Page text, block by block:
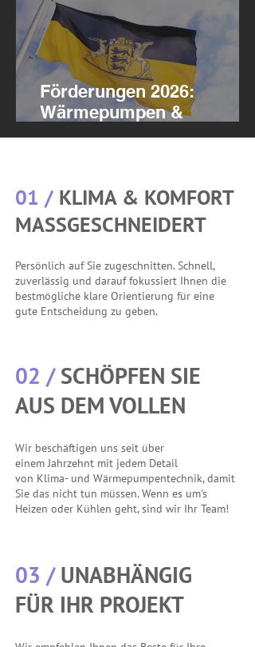
Förderungen 2026:
Wärmepumpen &
Klimaanlagen
01 / KLIMA & KOMFORT
MASSGESCHNEIDERT
Persönlich auf Sie zugeschnitten. Schnell,
zuverlässig und darauf fokussiert Ihnen die
bestmögliche klare Orientierung für eine
gute Entscheidung zu geben.
02 /SCHÖPFEN SIE
AUS DEM VOLLEN
Wir beschäftigen uns seit über
einem Jahrzehnt mit jedem Detail
von Klima- und Wärmepumpentechnik, damit
Sie das nicht tun müssen. Wenn es um's
Heizen oder Kühlen geht,sind wir Ihr Team!
03 /UNABHÄNGIG
FÜR IHR PROJEKT